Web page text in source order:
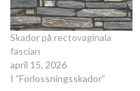
Skador på rectovaginala
fascian
april 15, 2026
I ”Förlossningsskador”